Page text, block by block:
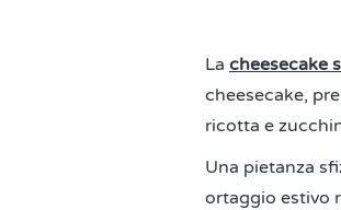
La cheesecake
cheesecake,
ricotta e
Una pietanza
ortaggio estivo